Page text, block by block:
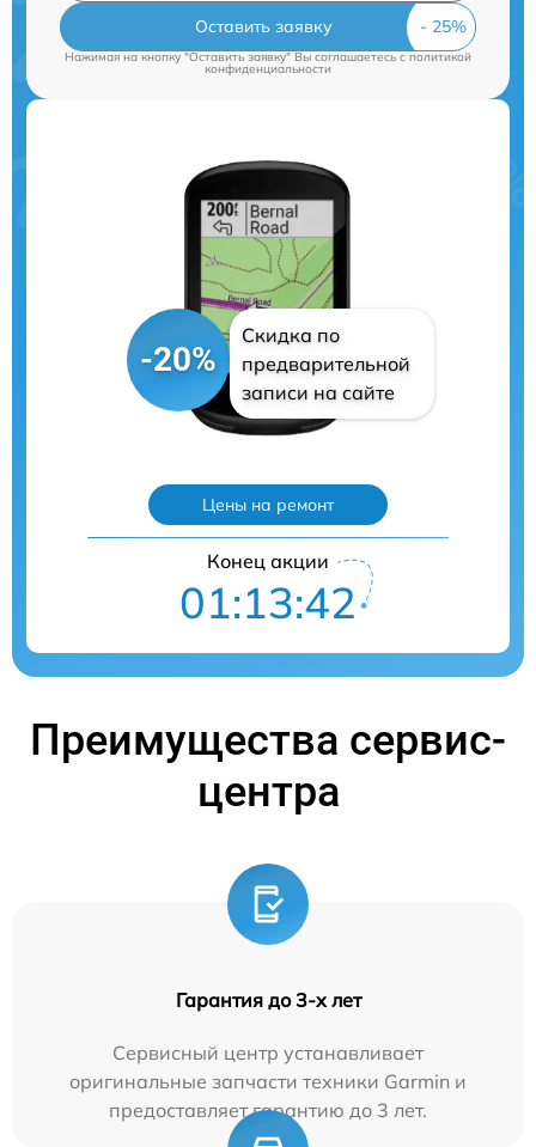
Оставить заявку
Нажимая на кнопку "Оставить заявку" Вы соглашаетесь cполитикой
конфиденциальности
-20%
Скидка по
предварительной
записи на сайте
Цены на ремонт
Конец акции
01:13:41
Преимущества сервис-
центра
Гарантия до 3-х лет
Сервисный центр устанавливает
оригинальные запчасти техники Garmin и
предоставляет гарантию до 3 лет.